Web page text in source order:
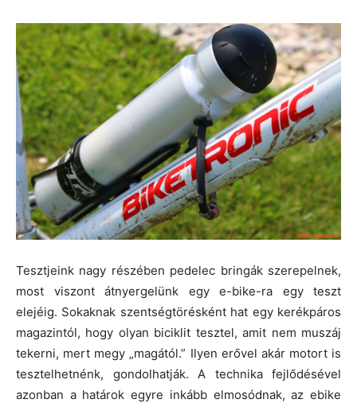
Tesztjeink nagy részében pedelec bringák szerepelnek,
most viszont átnyergelünk egy e-bike-ra egy teszt
elejéig. Sokaknak szentségtörésként hat egy kerékpáros
magazintól, hogy olyan biciklit tesztel, amit nem muszáj
tekerni, mert megy „magától.” Ilyen erővel akár motort is
tesztelhetnénk, gondolhatják. A technika fejlődésével
azonban a határok egyre inkább elmosódnak, az ebike